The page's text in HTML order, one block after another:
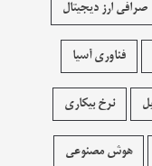
صرافی ارز دیجیتال
فناوری آسیا
نرخ بیکاری
هوش مصنوعی